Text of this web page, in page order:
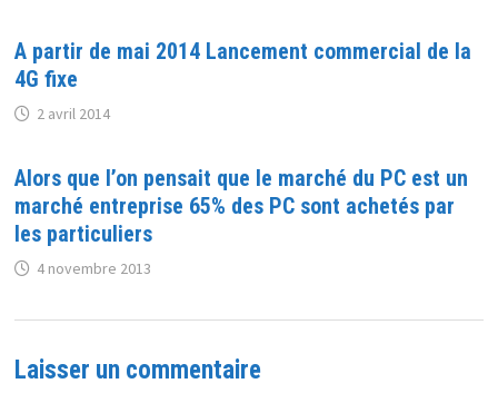
A partir de mai 2014 Lancement commercial de la
4G fixe
2 avril 2014
Alors que l’on pensait que le marché du PC est un
marché entreprise 65% des PC sont achetés par
les particuliers
4 novembre 2013
Laisser un commentaire